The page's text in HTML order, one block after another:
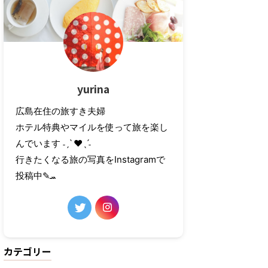
yurina
広島在住の旅すき夫婦
ホテル特典やマイルを使って旅を楽し
んでいます ˗ˏˋ ❤︎ˎˊ˗
行きたくなる旅の写真をInstagramで
投稿中✎ܚ
カテゴリー